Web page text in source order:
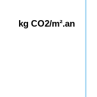
kg CO2/m².an